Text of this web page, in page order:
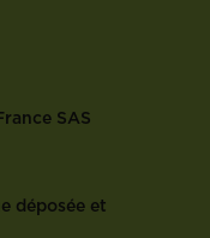
SAS
déposée et